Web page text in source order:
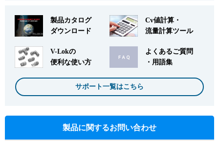
製品カタログ
ダウンロード
Cv値計算・
流量計算ツール
V-Lokの
便利な使い方
よくあるご質問
・用語集
サポート一覧はこちら
製品に関するお問い合わせ